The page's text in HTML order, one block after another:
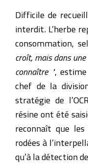
Difficile de
interdit. L’herbe
consommation,
croît, mais dans
connaître ",
chef de la
stratégie de
résine ont été
reconnaît que
rodées à
qu’à la détection